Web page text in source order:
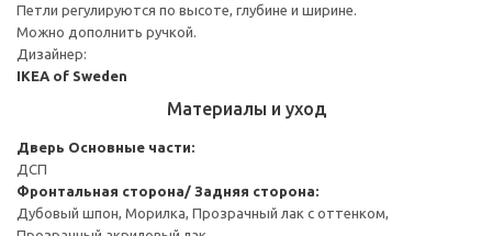
Петли регулируются по высоте, глубине и ширине.
Можно дополнить ручкой.
Дизайнер:
IKEA of Sweden
Материалы и уход
Дверь Основные части:
ДСП
Фронтальная сторона/ Задняя сторона:
Дубовый шпон, Морилка, Прозрачный лак с оттенком,